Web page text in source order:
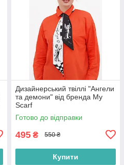
Дизайнерський твіллі "Ангели
та демони" від бренда My
Scarf
Готово до відправки
495 ₴ 550 ₴
Купити